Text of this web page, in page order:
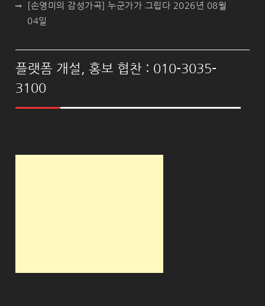
[손영미의 감성가곡] 누군가가 그립다 2026년 08월
04일
플랫폼 개설, 홍보 협찬 : 010-3035-
3100